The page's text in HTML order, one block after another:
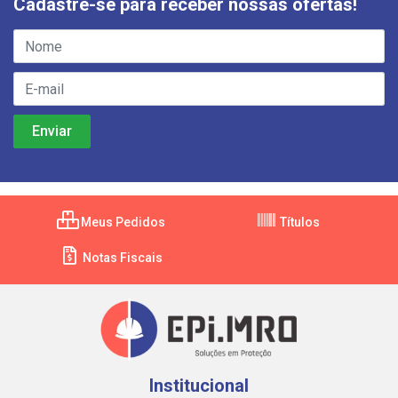
Cadastre-se para receber nossas ofertas!
Meus Pedidos Títulos
Notas Fiscais
Institucional